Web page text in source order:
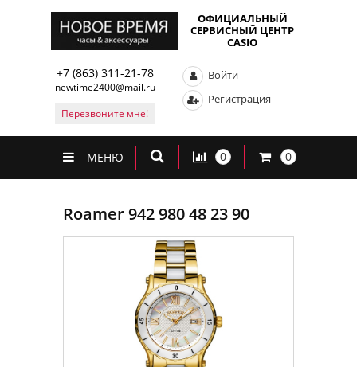
ОФИЦИАЛЬНЫЙ
СЕРВИСНЫЙ ЦЕНТР
CASIO
+7 (863) 311-21-78
newtime2400@mail.ru
Перезвоните мне!
Войти
Регистрация
МЕНЮ 0 0
Roamer 942 980 48 23 90